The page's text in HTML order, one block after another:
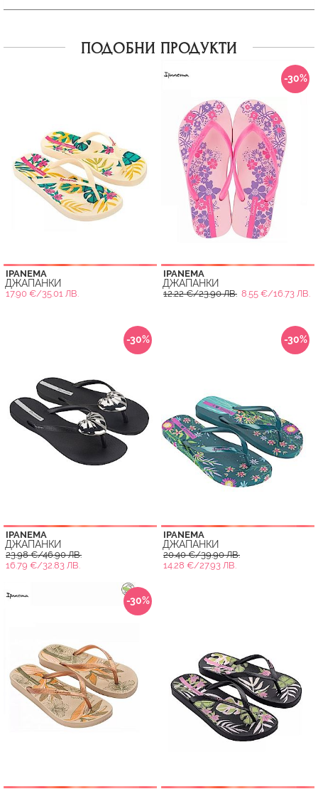
ПОДОБНИ ПРОДУКТИ
IPANEMA
ДЖАПАНКИ
17.90 €/35.01 ЛВ.
-30%
IPANEMA
ДЖАПАНКИ
12.22 €/23.90 ЛВ. 8.55 €/16.73 ЛВ.
-30%
IPANEMA
ДЖАПАНКИ
23.98 €/46.90 ЛВ.
16.79 €/32.83 ЛВ.
-30%
IPANEMA
ДЖАПАНКИ
20.40 €/39.90 ЛВ.
14.28 €/27.93 ЛВ.
-30%